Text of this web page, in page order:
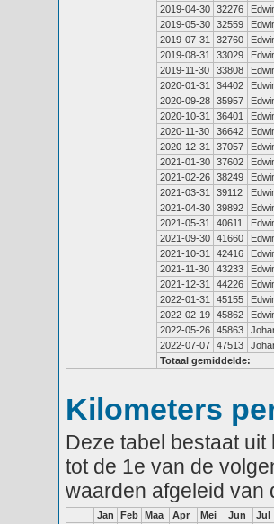
2019-04-30 32276
2019-05-30 32559
2019-07-31
32760
2019-08-31
33029
2019-11-30
33808
2020-01-31
34402
2020-09-28 35957
2020-10-31
36401
2020-11-30
36642
2020-12-31
37057
2021-01-30 37602
2021-02-26 38249
2021-03-31
39112
2021-04-30 39892
2021-05-31
40611
2021-09-30 41660
2021-10-31
42416
2021-11-30
43233
2021-12-31
44226
2022-01-31
45155
2022-02-19 45862
2022-05-26 45863
2022-07-07 47513
Totaal gemiddelde:
Kilometers
Deze tabel bestaat
tot de 1e van de
waarden afgeleid van
Jan Feb Maa Apr Mei Jun Jul